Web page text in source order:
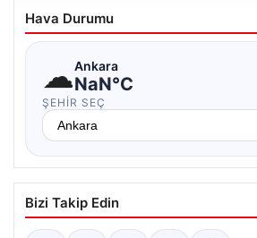
Hava Durumu
☁Ankara
NaN°C
ŞEHIR SEÇ
Bizi Takip Edin